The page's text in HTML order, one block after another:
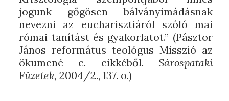
jogunk gőgösen bálványimádásnak
nevezni az eucharisztiáról szóló mai
római tanítást és gyakorlatot.” (Pásztor
János református teológus Misszió az
ökumené c. cikkéből. Sárospataki
Füzetek, 2004/2., 137. o.)